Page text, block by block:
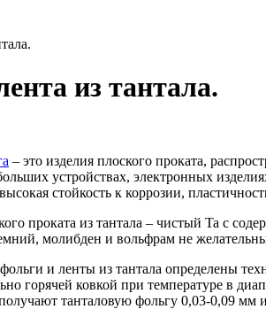
из тантала.
– это изделия плоского проката,
устройствах, электронных
стойкость к коррозии,
проката из тантала – чистый Ta с
молибден и вольфрам не
и ленты из тантала определены
горячей ковкой при температуре в
танталовую фольгу 0,03-0,09 мм